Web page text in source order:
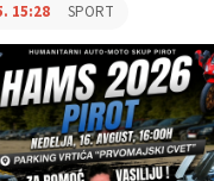
15:28 SPORT